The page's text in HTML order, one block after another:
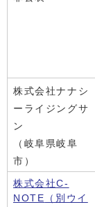
株式会社ナナシ
ーライジングサ
ン
（岐阜県岐阜
市）
株式会社C-
NOTE （別ウイ